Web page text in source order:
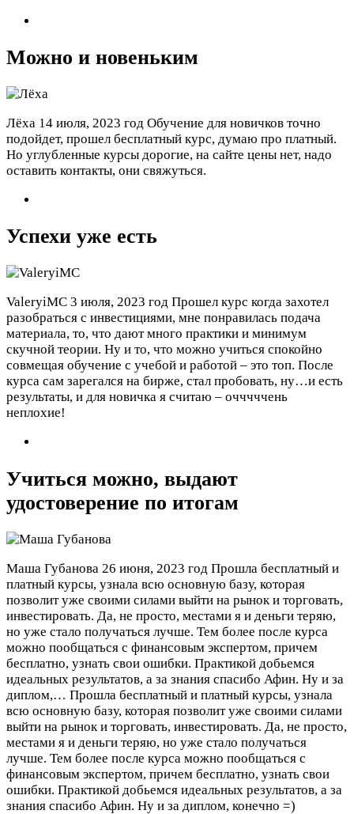
Можно и новеньким
Лёха 14 июля, 2023 год Обучение для новичков точно
подойдет, прошел бесплатный курс, думаю про платный.
Но углубленные курсы дорогие, на сайте цены нет, надо
оставить контакты, они свяжуться.
Успехи уже есть
ValeryiMC 3 июля, 2023 год Прошел курс когда захотел
разобраться с инвестициями, мне понравилась подача
материала, то, что дают много практики и минимум
скучной теории. Ну и то, что можно учиться спокойно
совмещая обучение с учебой и работой – это топ. После
курса сам зарегался на бирже, стал пробовать, ну…и есть
результаты, и для новичка я считаю – очччччень
неплохие!
Учиться можно, выдают
удостоверение по итогам
Маша Губанова 26 июня, 2023 год Прошла бесплатный и
платный курсы, узнала всю основную базу, которая
позволит уже своими силами выйти на рынок и торговать,
инвестировать. Да, не просто, местами я и деньги теряю,
но уже стало получаться лучше. Тем более после курса
можно пообщаться с финансовым экспертом, причем
бесплатно, узнать свои ошибки. Практикой добьемся
идеальных результатов, а за знания спасибо Афин. Ну и за
диплом,… Прошла бесплатный и платный курсы, узнала
всю основную базу, которая позволит уже своими силами
выйти на рынок и торговать, инвестировать. Да, не просто,
местами я и деньги теряю, но уже стало получаться
лучше. Тем более после курса можно пообщаться с
финансовым экспертом, причем бесплатно, узнать свои
ошибки. Практикой добьемся идеальных результатов, а за
знания спасибо Афин. Ну и за диплом, конечно =)